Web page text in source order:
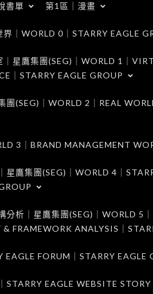
書單 第1區｜漫畫
｜WORLD 0｜STARRY EAGLE
星鷹集團(SEG)｜WORLD 1｜
｜STARRY EAGLE GROUP
團(SEG)｜WORLD 2｜REAL
3｜BRAND MANAGEMENT
星鷹集團(SEG)｜WORLD 4｜
分析｜星鷹集團(SEG)｜WORLD 5
FRAMEWORK ANALYSIS｜
FORUM｜STARRY EAGLE
STARRY EAGLE WEBSITE